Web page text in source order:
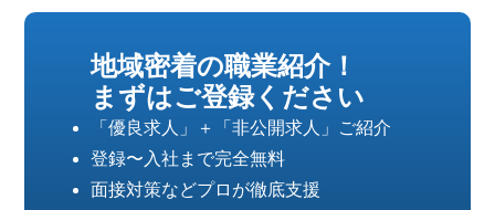
地域密着の職業紹介！
まずはご登録ください
「優良求人」＋「非公開求人」ご紹介
登録〜入社まで完全無料
面接対策などプロが徹底支援